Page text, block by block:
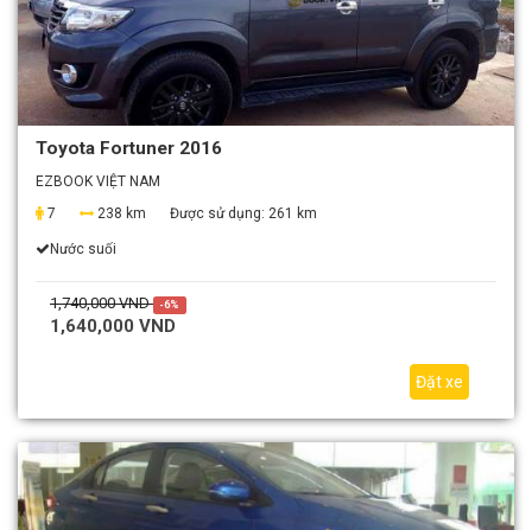
Toyota Fortuner 2016
EZBOOK VIỆT NAM
7
238 km Được sử dụng: 261 km
Nước suối
1,740,000 VND -6%
1,640,000 VND
Đặt xe